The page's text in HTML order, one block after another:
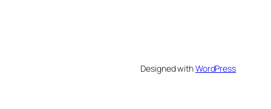
Designed withWordPress